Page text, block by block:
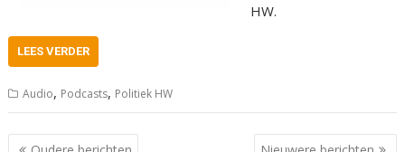
HW.
LEES VERDER
Audio, Podcasts, Politiek HW
Berichtnavigatie